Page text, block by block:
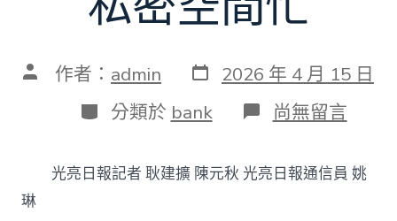
文 作者： admin 發
表
日
期
2026 年 4 月 15 日
分
類
分類於 bank 在
〈文
中
國
尚無留言
光亮日報記者 耿建擴 陳元秋 光亮日報通信員 姚
琳